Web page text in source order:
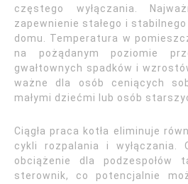
częstego wyłączania.
zapewnienie stałego i
domu. Temperatura w
na pożądanym poziomie
gwałtownych spadków i
ważne dla osób ceniących
małymi dziećmi lub osób
Ciągła praca kotła eliminuje
cykli rozpalania i wyłączania.
obciążenie dla podzespołów
sterownik, co potencjalnie